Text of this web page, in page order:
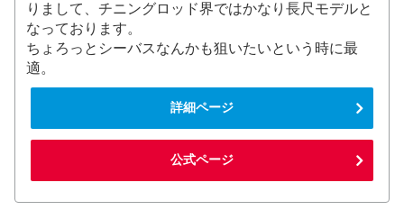
りまして、チニングロッド界ではかなり長尺モデルと
なっております。
ちょろっとシーバスなんかも狙いたいという時に最
適。
詳細ページ
公式ページ